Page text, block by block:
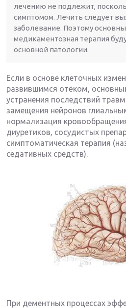
лечению не подлежит,
симптомом. Лечить следует
заболевание. Поэтому
медикаментозная терапия
основной патологии.
Если в основе клеточных
развившимся отёком,
устранения последствий
замещения нейронов
нормализация
диуретиков, сосудистых
симптоматическая терапия
седативных средств).
При дементных процессах